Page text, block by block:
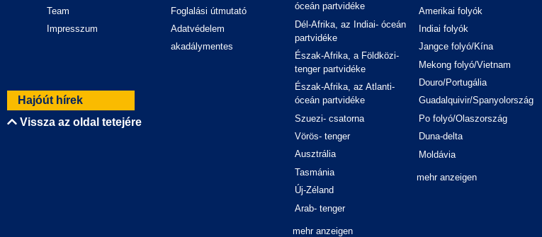
Hajóút hírek
Vissza az oldal tetejére
Team
Impresszum
Foglalási útmutató
Adatvédelem
akadálymentes
óceán partvidéke
Dél-Afrika, az Indiai- óceán
partvidéke
Észak-Afrika, a Földközi-
tenger partvidéke
Észak-Afrika, az Atlanti-
óceán partvidéke
Szuezi- csatorna
Vörös- tenger
Ausztrália
Tasmánia
Új-Zéland
Arab- tenger
mehr anzeigen
Amerikai folyók
Indiai folyók
Jangce folyó/Kína
Mekong folyó/Vietnam
Douro/Portugália
Guadalquivir/Spanyolország
Po folyó/Olaszország
Duna-delta
Moldávia
mehr anzeigen